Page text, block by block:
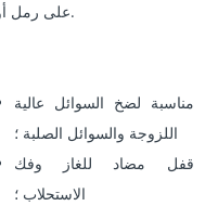
على رمل أو غاز.
مناسبة لضخ السوائل عالية
اللزوجة والسوائل الصلبة ؛
قفل مضاد للغاز وفك
الاستحلاب ؛